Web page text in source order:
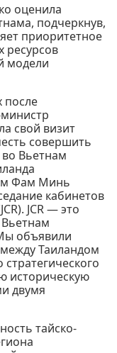
оценила
подчеркнув,
приоритетное
ресурсов
модели
после
свой визит
совершить
Вьетнам
Фам Минь
кабинетов
JCR — это
объявили
Таиландом
историческую
двумя
тайско-